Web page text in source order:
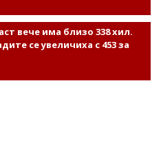
вече има близо 338 хил.
се увеличиха с 453 за